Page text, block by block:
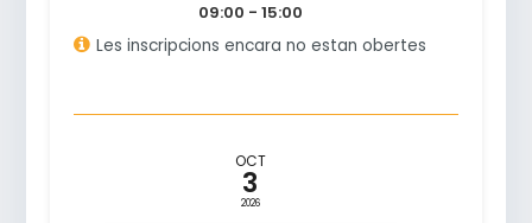
09:00 - 15:00
Les inscripcions encara no estan obertes
OCT
3
2026